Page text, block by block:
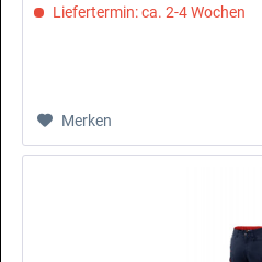
Liefertermin: ca. 2-4 Wochen
Merken